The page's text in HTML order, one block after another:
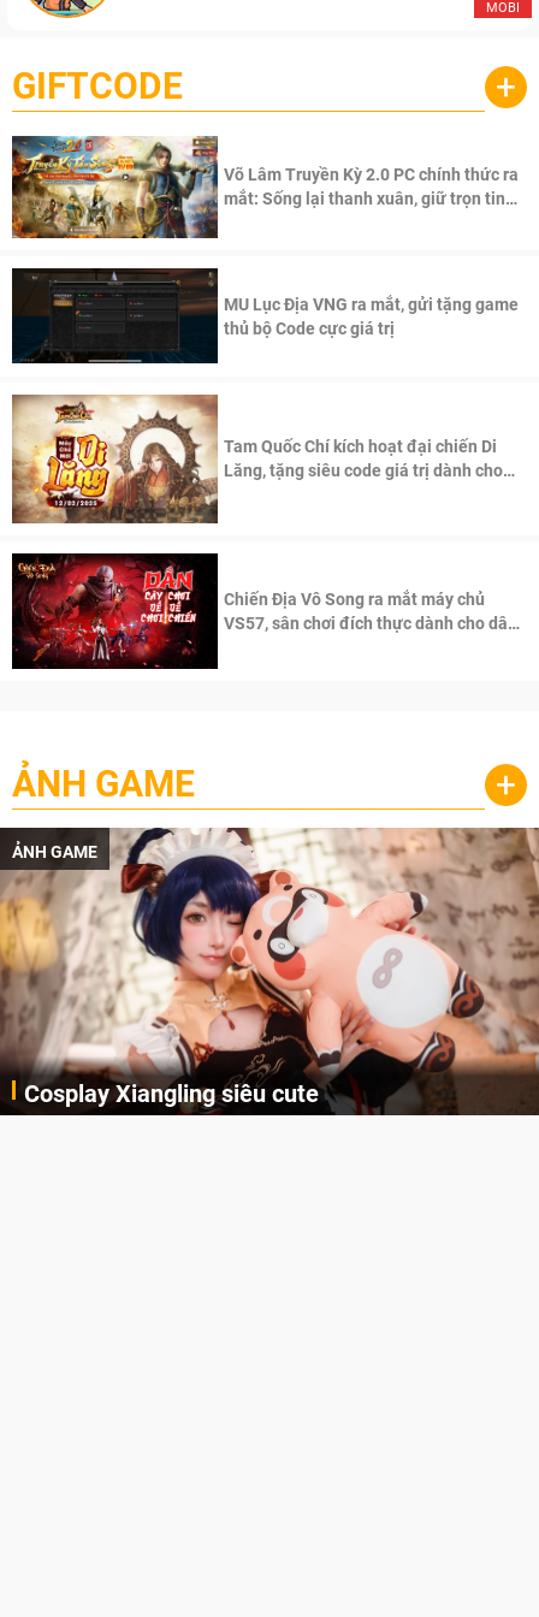
MOBI
GIFTCODE +
Võ Lâm Truyền Kỳ 2.0 PC chính thức ra
mắt: Sống lại thanh xuân, giữ trọn tinh
MU Lục Địa VNG ra mắt, gửi tặng game
thủ bộ Code cực giá trị
Tam Quốc Chí kích hoạt đại chiến Di
Lăng, tặng siêu code giá trị dành cho
Chiến Địa Vô Song ra mắt máy chủ
VS57, sân chơi đích thực dành cho dân
ẢNH GAME +
ẢNH GAME
Cosplay Xiangling siêu cute